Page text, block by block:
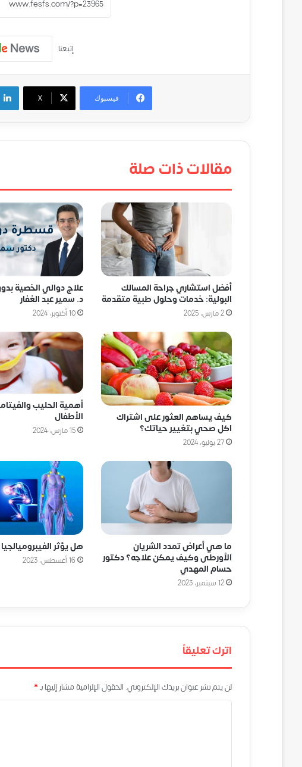
إتبعنا
فيسبوك ‫X
مقالات ذات صلة
أفضل استشاري جراحة المسالك
البولية: خدمات وحلول طبية متقدمة
2 مارس، 2025
علاج دوالي الخصية
د. سمير عبد الغفار
10 أكتوبر، 2024
كيف يساهم العثور على اشتراك
اكل صحي بتغيير حياتك؟
27 يوليو، 2024
أهمية الحليب
الأطفال
15 مارس، 2024
ما هي أعراض تمدد الشريان
الأورطى وكيف يمكن علاجه؟ دكتور
حسام المهدي
12 سبتمبر، 2023
هل يؤثر
16 أغسطس، 2023
اترك تعليقاً
لن يتم نشر عنوان بريدك الإلكتروني. الحقول الإلزامية مشار إليها بـ*